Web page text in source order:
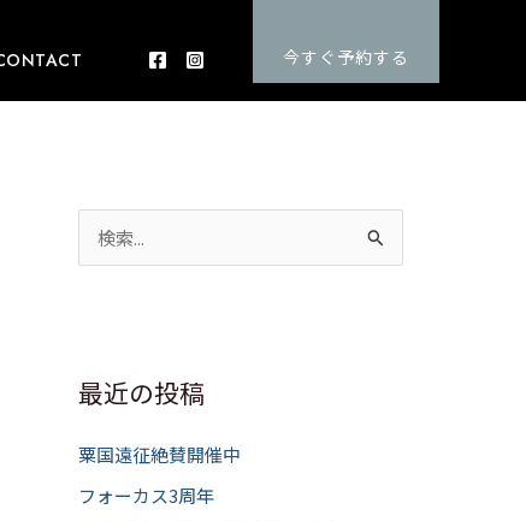
今すぐ予約する
:最近の投稿
粟国遠征絶賛開催中
フォーカス3周年